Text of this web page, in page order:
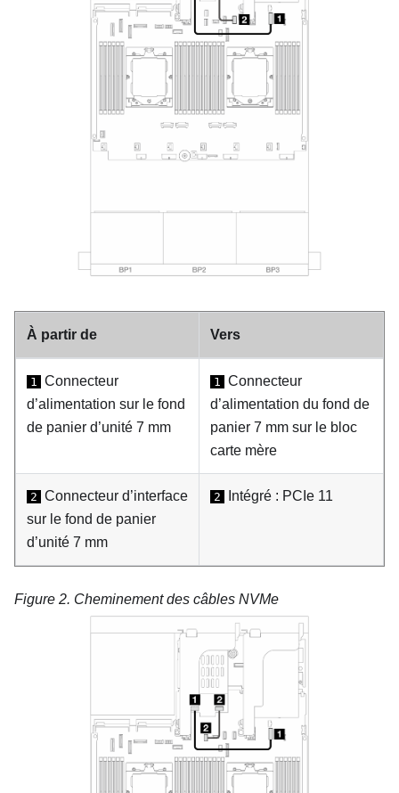
À partir de Vers
1 Connecteur
d’alimentation sur le fond
de panier d’unité 7 mm
1 Connecteur
d’alimentation du fond de
panier 7 mm sur le bloc
carte mère
2 Connecteur d’interface
sur le fond de panier
d’unité 7 mm
2 Intégré : PCIe 11
Figure 2. Cheminement des câbles NVMe